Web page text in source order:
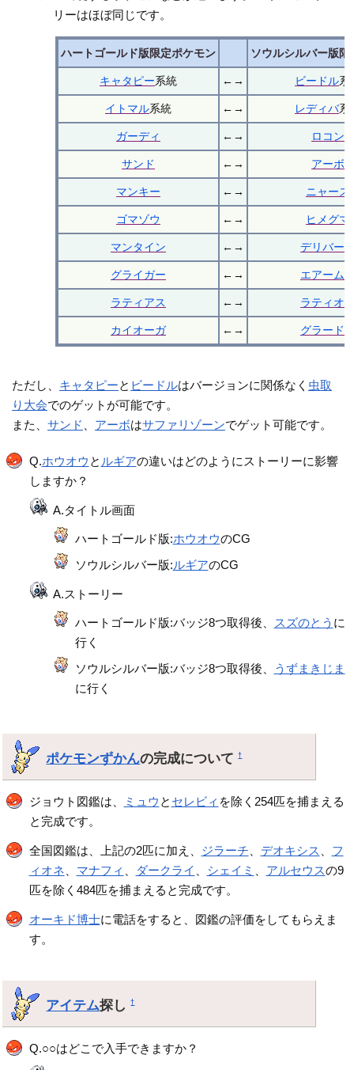
リーはほぼ同じです。
ハートゴールド版限定ポケモン ソウルシルバー版限
キャタピー系統 ←→ ビードル系
イトマル系統 ←→ レディバ系
ガーディ ←→ ロコン
サンド ←→ アーボ
マンキー ←→ ニャース
ゴマゾウ ←→ ヒメグマ
マンタイン ←→ デリバー
グライガー ←→ エアーム
ラティアス ←→ ラティオ
カイオーガ ←→ グラード
ただし、 キャタピーと ビードルはバージョンに関係なく 虫取
り大会でのゲットが可能です。
また、サンド アーボはサファリゾーンでゲット可能です。
Q.ホウオウ と ルギアの違いはどのようにストーリーに影響
しますか？
A.タイトル画面
ハートゴールド版:ホウオウのCG
ソウルシルバー版:ルギアのCG
A.ストーリー
ハートゴールド版:バッジ8つ取得後、 スズのとう に
行く
ソウルシルバー版:バッジ8つ取得後、
うずまきじま
に行く
ポケモンずかんの完成について†
ジョウト図鑑は、 ミュウ と セレビィ を除く254匹を捕まえる
と完成です。
全国図鑑は、上記の2匹に加え、 ジラーチ デオキシス
フ
ィオネ
マナフィ ダークライ シェイミ アルセウスの9
匹を除く484匹を捕まえると完成です。
オーキド博士に電話をすると、図鑑の評価をしてもらえま
す。
アイテム探し†
Q.○○はどこで入手できますか？